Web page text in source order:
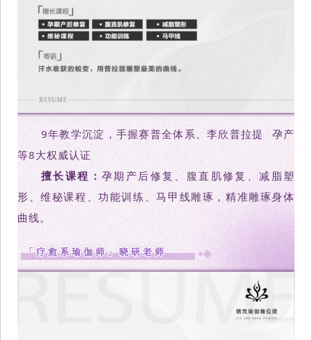
9年教学沉淀，手握赛普全体系、李欣普拉提
孕产
等8大权威认证
擅长课程： 孕期产后修复、腹直肌修复、减脂塑
形、维秘课程、功能训练、马甲线雕琢，精准雕琢身体
曲线。
「疗愈系瑜伽师」晓研老师